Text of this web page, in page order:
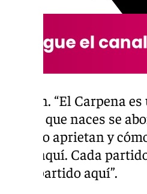
Afición. “El Carpena
Desde que naces se
cuándo aprietan y
jugar aquí. Cada
cada partido aquí”.